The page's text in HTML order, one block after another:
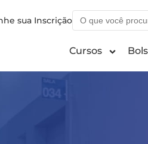
sua Inscrição
que
procura?
Cursos